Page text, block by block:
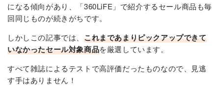
になる傾向があり、「360LiFE」で紹介するセール商品も毎
回同じものが続きがちです。
しかしこの記事では、 これまであまりピックアップできて
いなかったセール対象商品を厳選しています。
すべて雑誌によるテストで高評価だったものなので、見逃
す手はありません！